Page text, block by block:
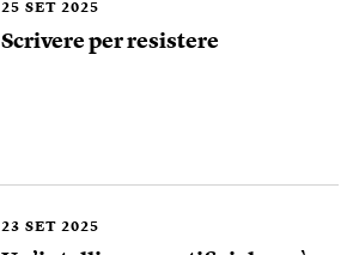
25 SET 2025
Scrivere per resistere
23 SET 2025